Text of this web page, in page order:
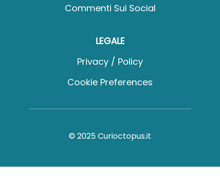
Commenti Sui Social
LEGALE
Privacy / Policy
Cookie Preferences
© 2025 Curioctopus.it